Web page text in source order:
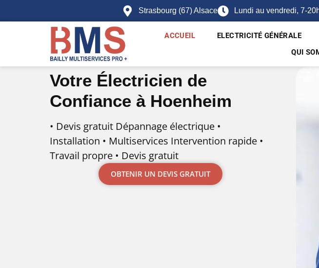
Strasbourg (67) Alsace Lundi au vendredi, 7-
ACCUEIL ELECTRICITÉ GÉNÉRALE
QUI
Votre Électricien de
Confiance à Hoenheim
• Devis gratuit Dépannage électrique •
Installation • Multiservices Intervention rapide •
Travail propre • Devis gratuit
OBTENIR UN DEVIS GRATUIT